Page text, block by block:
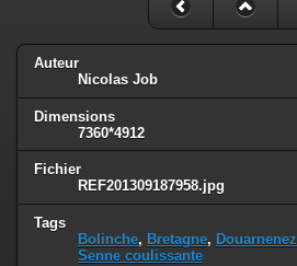
Auteur
Nicolas Job
Dimensions
7360*4912
Fichier
REF201309187958.jpg
Tags
Bolinche, Bretagne, Douarnenez
Senne coulissante